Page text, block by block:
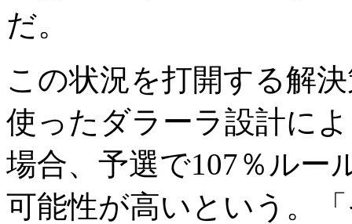
だ。
この状況を打開する解
使ったダラーラ設計に
場合、予選で107％ルー
可能性が高いという。